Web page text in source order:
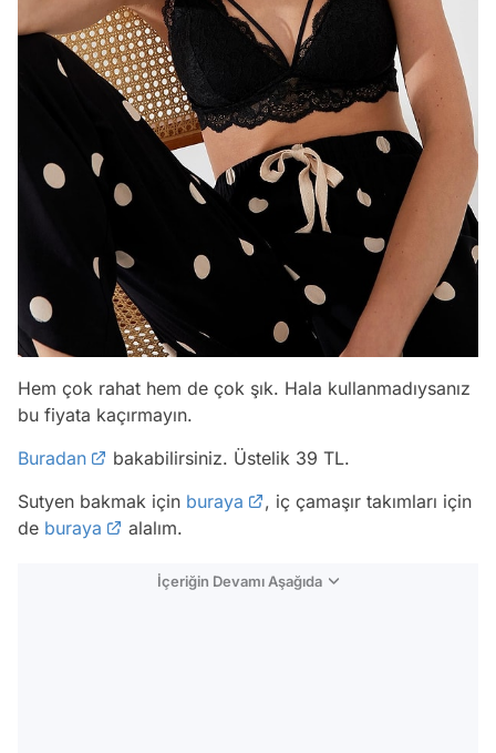
Hem çok rahat hem de çok şık. Hala kullanmadıysanız
bu fiyata kaçırmayın.
Buradan
bakabilirsiniz. Üstelik 39 TL.
Sutyen bakmak için buraya
, iç çamaşır takımları için
de buraya alalım.
İçeriğin Devamı Aşağıda